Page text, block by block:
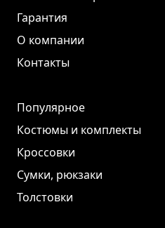
Гарантия
О компании
Контакты
Популярное
Костюмы и комплекты
Кроссовки
Сумки, рюкзаки
Толстовки